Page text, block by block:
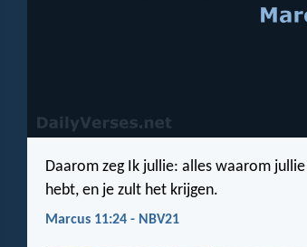
Daarom zeg Ik jullie: alles waarom
hebt, en je zult het krijgen.
Marcus 11:24 - NBV21